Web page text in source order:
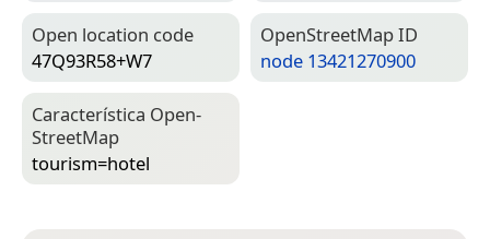
Open location code
47Q93R58+W7
Open­Street­Map ID
node 13421270900
Característica Open­
Street­Map
tourism=­hotel